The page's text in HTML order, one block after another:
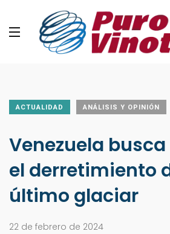
ACTUALIDAD ANÁLISIS Y OPINIÓN
Venezuela
el derretimiento
último glaciar
22 de febrero de 2024